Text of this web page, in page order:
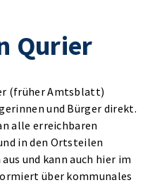
Qurier
(früher Amtsblatt)
und Bürger direkt.
alle erreichbaren
in den Ortsteilen
und kann auch hier im
über kommunales